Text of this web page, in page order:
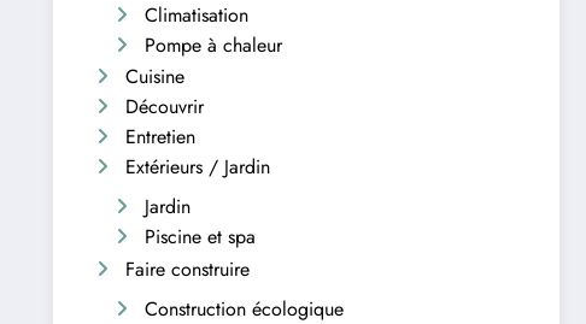
Climatisation
Pompe à chaleur
Cuisine
Découvrir
Entretien
Extérieurs / Jardin
Jardin
Piscine et spa
Faire construire
Construction écologique